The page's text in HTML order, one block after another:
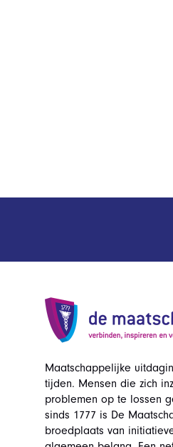
Maatschappelijke
tijden. Mensen die zich
problemen op te lossen
sinds 1777 is De
broedplaats van